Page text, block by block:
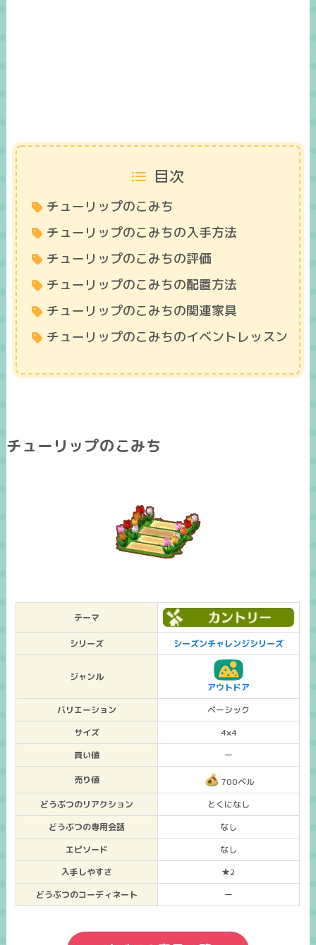
目次
チューリップのこみち
チューリップのこみちの入手方法
チューリップのこみちの評価
チューリップのこみちの配置方法
チューリップのこみちの関連家具
チューリップのこみちのイベントレッスン
チューリップのこみち
テーマ
シリーズ シーズンチャレンジシリーズ
ジャンル
アウトドア
バリエーション
ベーシック
サイズ
4×4
買い値
ー
売り値
700ベル
どうぶつのリアクション
とくになし
どうぶつの専用会話
なし
エピソード
なし
入手しやすさ
★2
どうぶつのコーディネート
ー